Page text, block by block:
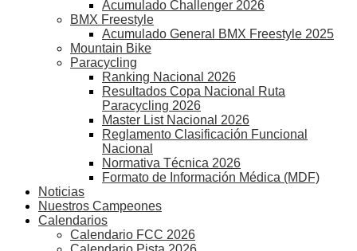
Acumulado Challenger 2026
BMX Freestyle
Acumulado General BMX Freestyle 2025
Mountain Bike
Paracycling
Ranking Nacional 2026
Resultados Copa Nacional Ruta
Paracycling 2026
Master List Nacional 2026
Reglamento Clasificación Funcional
Nacional
Normativa Técnica 2026
Formato de Información Médica (MDF)
Noticias
Nuestros Campeones
Calendarios
Calendario FCC 2026